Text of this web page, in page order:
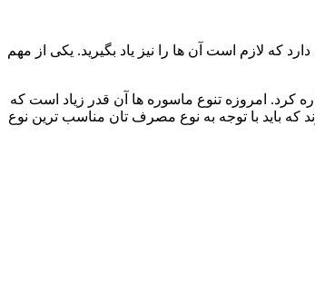
که لازم است آن ها را نیز یاد بگیرید. یکی از مهم
کرد. امروزه تنوع ماسوره ها آن قدر زیاد است که
که باید با توجه به نوع مصرف تان مناسب ترین نوع